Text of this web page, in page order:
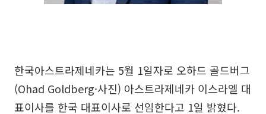
한국아스트라제네카는 5월 1일자로 오하드 골드버그
(Ohad Goldberg·사진) 아스트라제네카 이스라엘 대
표이사를 한국 대표이사로 선임한다고 1일 밝혔다.